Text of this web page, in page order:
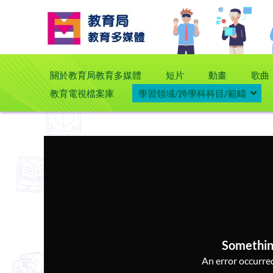
關於教育局教育多媒體 短片 動畫
歌曲
教育電視檔案庫
學習領域/跨學科科目/範疇
An error